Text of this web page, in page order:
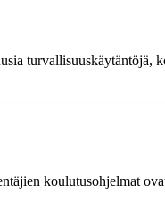
turvallisuuskäytäntöjä,
koulutusohjelmat